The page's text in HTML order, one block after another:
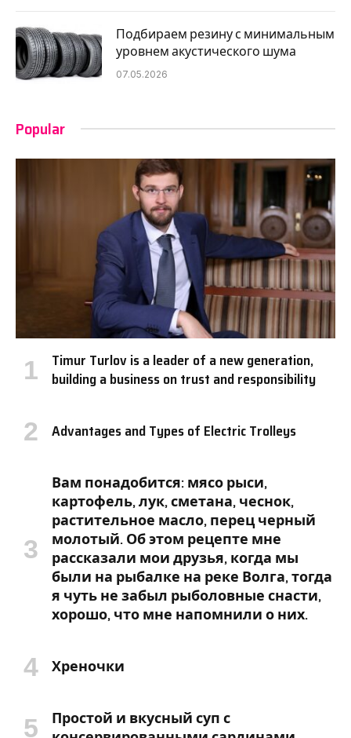
Подбираем резину с минимальным
уровнем акустического шума
07.05.2026
Popular
Timur Turlov is a leader of a new generation,
building a business on trust and responsibility
Advantages and Types of Electric Trolleys
Вам понадобится: мясо рыси,
картофель, лук, сметана, чеснок,
растительное масло, перец черный
молотый. Об этом рецепте мне
рассказали мои друзья, когда мы
были на рыбалке на реке Волга, тогда
я чуть не забыл рыболовные снасти,
хорошо, что мне напомнили о них.
Хреночки
Простой и вкусный суп с